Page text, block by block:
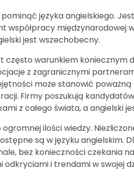
języka angielskiego.
międzynarodowej
jest wszechobecny.
często warunkiem koniecznym
z zagranicznymi
może stanowić
Firmy poszukują
z całego świata, a angielski
ilości wiedzy.
są w języku angielskim.
bez konieczności czekania
i trendami w swojej